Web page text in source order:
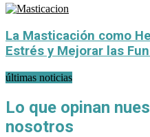
La Masticación como
Estrés y Mejorar las
últimas noticias
Lo que opinan
nosotros